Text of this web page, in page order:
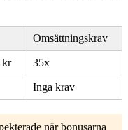
Omsättningskrav
kr 35x
Inga krav
när bonusarna